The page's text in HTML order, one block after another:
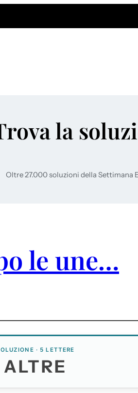
la
Oltre 27.000 soluzioni della Settimana
le une…
· 5 LETTERE
ALTRE